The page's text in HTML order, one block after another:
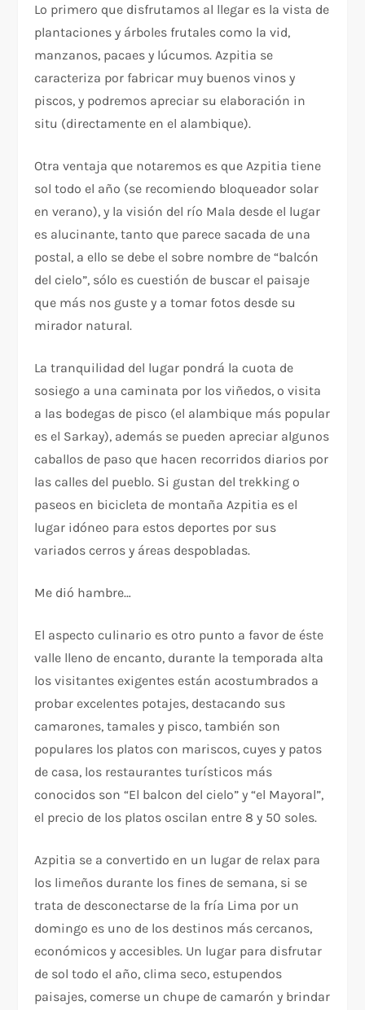
Lo primero que disfrutamos al llegar es la vista de
plantaciones y árboles frutales como la vid,
manzanos, pacaes y lúcumos. Azpitia se
caracteriza por fabricar muy buenos vinos y
piscos, y podremos apreciar su elaboración in
situ (directamente en el alambique).
Otra ventaja que notaremos es que Azpitia tiene
sol todo el año (se recomiendo bloqueador solar
en verano), y la visión del río Mala desde el lugar
es alucinante, tanto que parece sacada de una
postal, a ello se debe el sobre nombre de “balcón
del cielo”, sólo es cuestión de buscar el paisaje
que más nos guste y a tomar fotos desde su
mirador natural.
La tranquilidad del lugar pondrá la cuota de
sosiego a una caminata por los viñedos, o visita
a las bodegas de pisco (el alambique más popular
es el Sarkay), además se pueden apreciar algunos
caballos de paso que hacen recorridos diarios por
las calles del pueblo. Si gustan del trekking o
paseos en bicicleta de montaña Azpitia es el
lugar idóneo para estos deportes por sus
variados cerros y áreas despobladas.
Me dió hambre…
El aspecto culinario es otro punto a favor de éste
valle lleno de encanto, durante la temporada alta
los visitantes exigentes están acostumbrados a
probar excelentes potajes, destacando sus
camarones, tamales y pisco, también son
populares los platos con mariscos, cuyes y patos
de casa, los restaurantes turísticos más
conocidos son “El balcon del cielo” y “el Mayoral”,
el precio de los platos oscilan entre 8 y 50 soles.
Azpitia se a convertido en un lugar de relax para
los limeños durante los fines de semana, si se
trata de desconectarse de la fría Lima por un
domingo es uno de los destinos más cercanos,
económicos y accesibles. Un lugar para disfrutar
de sol todo el año, clima seco, estupendos
paisajes, comerse un chupe de camarón y brindar